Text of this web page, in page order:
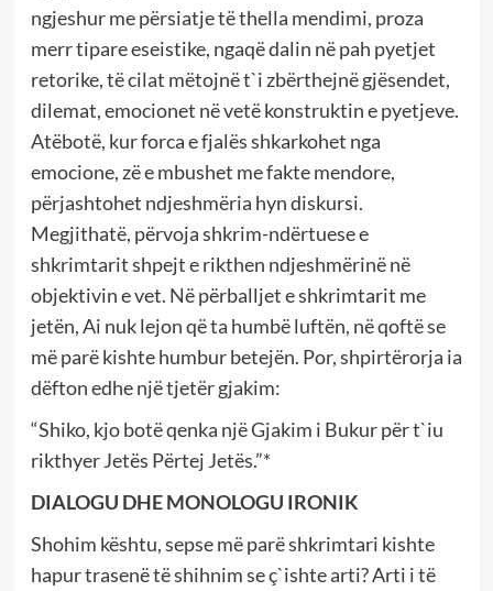
ngjeshur me përsiatje të thella mendimi, proza
merr tipare eseistike, ngaqë dalin në pah pyetjet
retorike, të cilat mëtojnë t`i zbërthejnë gjësendet,
dilemat, emocionet në vetë konstruktin e pyetjeve.
Atëbotë, kur forca e fjalës shkarkohet nga
emocione, zë e mbushet me fakte mendore,
përjashtohet ndjeshmëria hyn diskursi.
Megjithatë, përvoja shkrim-ndërtuese e
shkrimtarit shpejt e rikthen ndjeshmërinë në
objektivin e vet. Në përballjet e shkrimtarit me
jetën, Ai nuk lejon që ta humbë luftën, në qoftë se
më parë kishte humbur betejën. Por, shpirtërorja ia
dëfton edhe një tjetër gjakim:
“Shiko, kjo botë qenka një Gjakim i Bukur për t`iu
rikthyer Jetës Përtej Jetës.”*
DIALOGU DHE MONOLOGU IRONIK
Shohim kështu, sepse më parë shkrimtari kishte
hapur trasenë të shihnim se ç`ishte arti? Arti i të